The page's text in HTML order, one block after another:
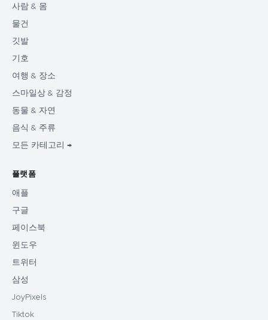
사람 & 몸
물건
깃발
기호
여행 & 장소
스마일상 & 감정
동물 & 자연
음식 & 주류
모든 카테고리 →
플랫폼
애플
구글
페이스북
윈도우
트위터
삼성
JoyPixels
Tiktok